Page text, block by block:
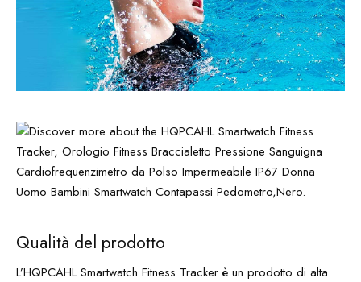
Qualità del prodotto
L’HQPCAHL Smartwatch Fitness Tracker è un prodotto di alta